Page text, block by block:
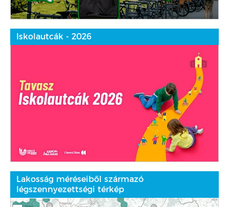
Iskolautcák - 2026
Lakosság méréseiből származó
légszennyezettségi térkép